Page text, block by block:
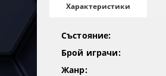
Характеристики
Състояние:
Брой играчи:
Жанр: